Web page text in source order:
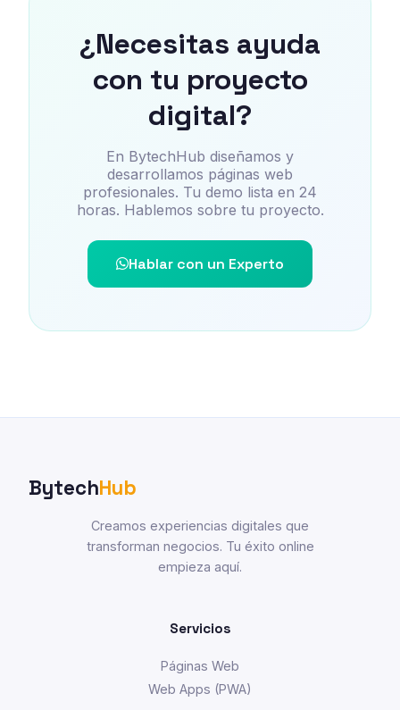
¿Necesitas ayuda
con tu proyecto
digital?
En BytechHub diseñamos y
desarrollamos páginas web
profesionales. Tu demo lista en 24
horas. Hablemos sobre tu proyecto.
Hablar con un Experto
BytechHub
Creamos experiencias digitales que
transforman negocios. Tu éxito online
empieza aquí.
Servicios
Páginas Web
Web Apps (PWA)